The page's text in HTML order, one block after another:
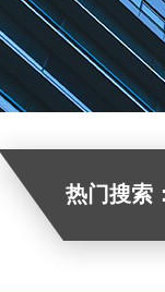
热门搜索：